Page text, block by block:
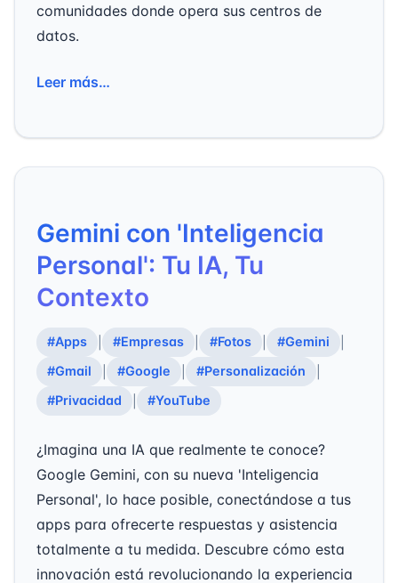
comunidades donde opera sus centros de
datos.
Leer más…
Gemini con 'Inteligencia
Personal': Tu IA, Tu
Contexto
#Apps #Empresas #Fotos #Gemini
#Gmail
#Google #Personalización
#Privacidad
#YouTube
¿Imagina una IA que realmente te conoce?
Google Gemini, con su nueva 'Inteligencia
Personal', lo hace posible, conectándose a tus
apps para ofrecerte respuestas y asistencia
totalmente a tu medida. Descubre cómo esta
innovación está revolucionando la experiencia